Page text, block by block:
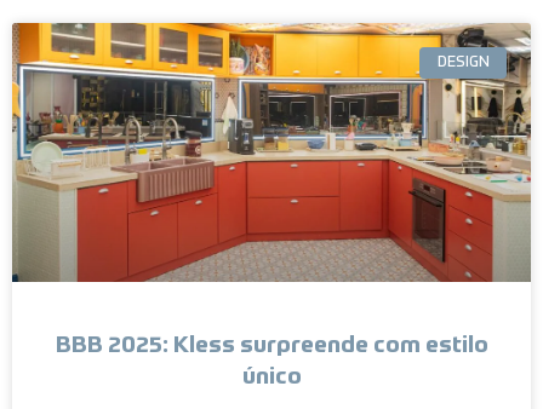
DESIGN
BBB 2025: Kless surpreende com estilo
único